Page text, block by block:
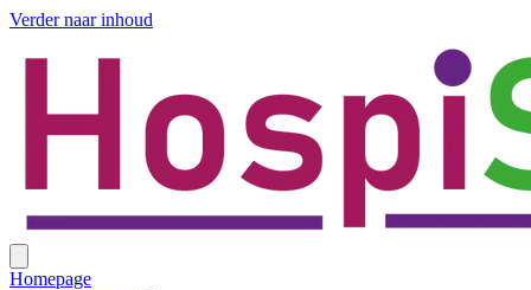
Verder naar inhoud
Homepage